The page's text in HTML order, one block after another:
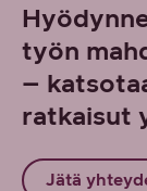
työn
–
ratkaisut
Jätä